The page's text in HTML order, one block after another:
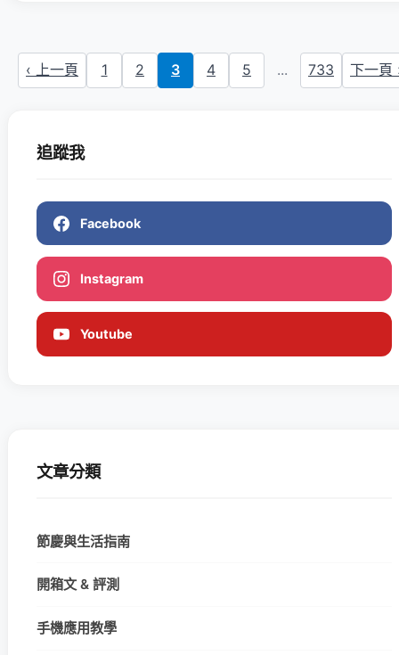
‹ 上一頁 1 2 3 4 5 733 下一頁
追蹤我
Facebook
Instagram
Youtube
文章分類
節慶與生活指南
開箱文 & 評測
手機應用教學